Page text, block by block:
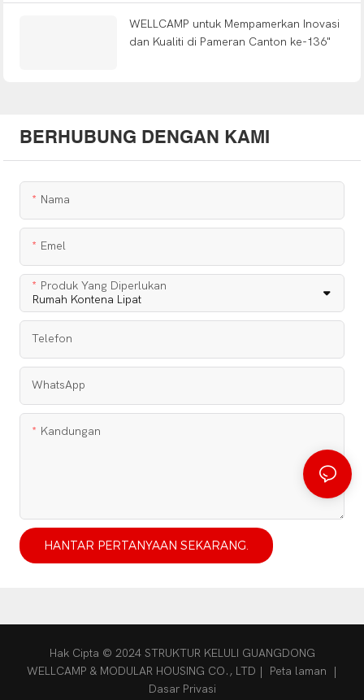
WELLCAMP untuk Mempamerkan Inovasi
dan Kualiti di Pameran Canton ke-136"
BERHUBUNG DENGAN KAMI
Nama
Emel
Produk Yang Diperlukan
Telefon
WhatsApp
Kandungan
HANTAR PERTANYAAN SEKARANG.
Hak Cipta © 2024 STRUKTUR KELULI GUANGDONG
WELLCAMP & MODULAR HOUSING CO., LTD |
Peta laman
|
Dasar Privasi